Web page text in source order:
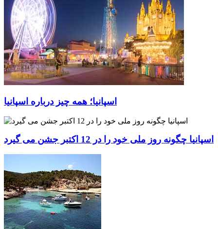
اسپانیا؛ همه چیز درباره اسپانیا
اسپانیا چگونه روز ملی خود را در 12 اکتبر جشن می گیرد